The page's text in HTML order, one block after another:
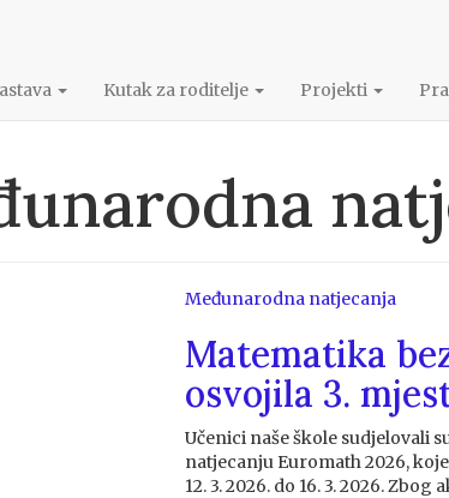
Kutak za roditelje Projekti
Međunarodna natjecanja
Matematika
osvojila 3.
Učenici naše škole sudjelovali
natjecanju Euromath 2026,
12. 3. 2026. do 16. 3. 2026.